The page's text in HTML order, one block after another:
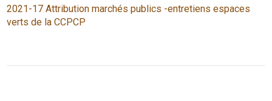
2021-17 Attribution marchés publics -entretiens espaces
verts de la CCPCP